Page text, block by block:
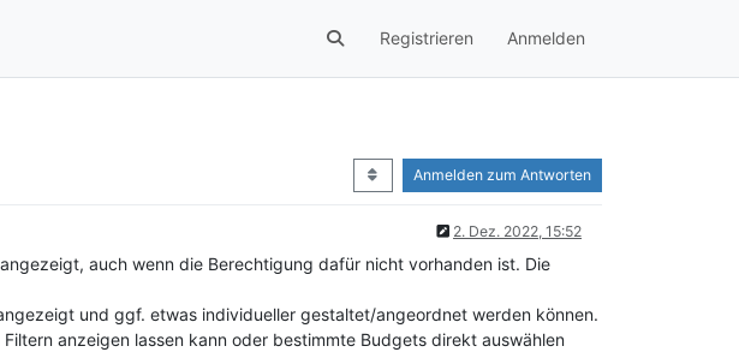
Registrieren Anmelden
Anmelden zum Antworten
2. Dez. 2022, 15:52
auch wenn die Berechtigung dafür nicht vorhanden ist. Die
und ggf. etwas individueller gestaltet/angeordnet werden können.
anzeigen lassen kann oder bestimmte Budgets direkt auswählen